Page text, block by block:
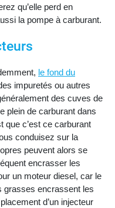
qu’elle perd en
la pompe à carburant.
le fond du
impuretés ou autres
des cuves de
plein de carburant dans
que c’est ce carburant
conduisez sur la
peuvent alors se
encrasser les
un moteur diesel, car le
grasses encrassent les
d’un injecteur